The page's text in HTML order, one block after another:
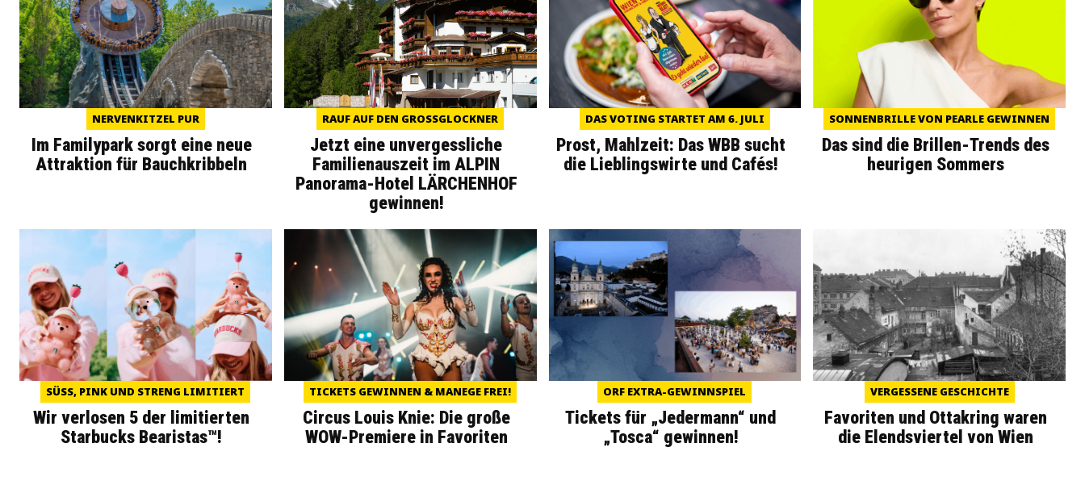
NERVENKITZEL PUR
Im Familypark sorgt eine neue
Attraktion für Bauchkribbeln
RAUF AUF DEN GROSSGLOCKNER
Jetzt eine unvergessliche
Familienauszeit im ALPIN
Panorama-Hotel LÄRCHENHOF
gewinnen!
DAS VOTING STARTET AM 6. JULI
Prost, Mahlzeit: Das WBB sucht
die Lieblingswirte und Cafés!
SONNENBRILLE VON PEARLE GEWINNEN
Das sind die Brillen-Trends des
heurigen Sommers
SÜSS, PINK UND STRENG LIMITIERT
Wir verlosen 5 der limitierten
Starbucks Bearistas™!
TICKETS GEWINNEN & MANEGE FREI!
Circus Louis Knie: Die große
WOW-Premiere in Favoriten
ORF EXTRA-GEWINNSPIEL
Tickets für „Jedermann“ und
„Tosca“ gewinnen!
VERGESSENE GESCHICHTE
Favoriten und Ottakring waren
die Elendsviertel von Wien